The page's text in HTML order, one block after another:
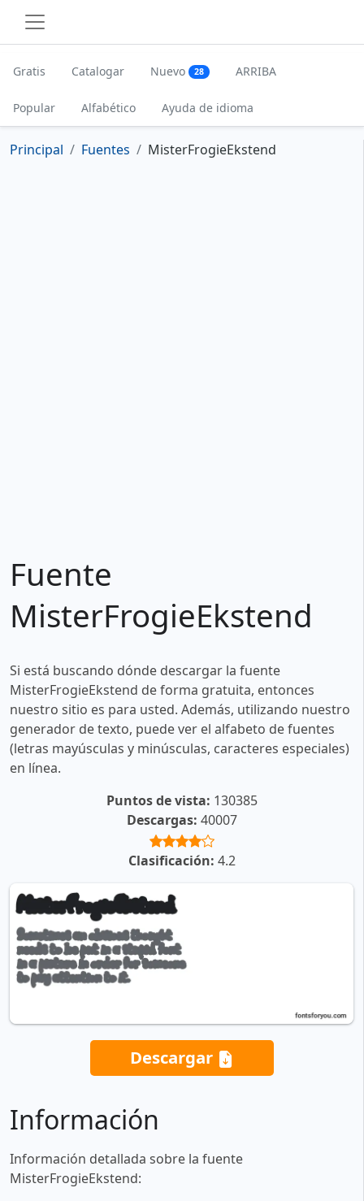
Gratis Catalogar Nuevo 28 ARRIBA
Popular Alfabético Ayuda de idioma
Principal Fuentes MisterFrogieEkstend
Fuente
MisterFrogieEkstend
Si está buscando dónde descargar la fuente
MisterFrogieEkstend de forma gratuita, entonces
nuestro sitio es para usted. Además, utilizando nuestro
generador de texto, puede ver el alfabeto de fuentes
(letras mayúsculas y minúsculas, caracteres especiales)
en línea.
Puntos de vista: 130385
Descargas: 40007
Clasificación: 4.2
Descargar
Información
Información detallada sobre la fuente
MisterFrogieEkstend: